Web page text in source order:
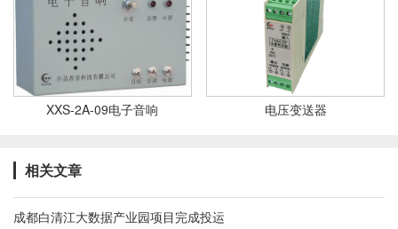
XXS-2A-09电子音响 电压变送器
相关文章
成都白清江大数据产业园项目完成投运